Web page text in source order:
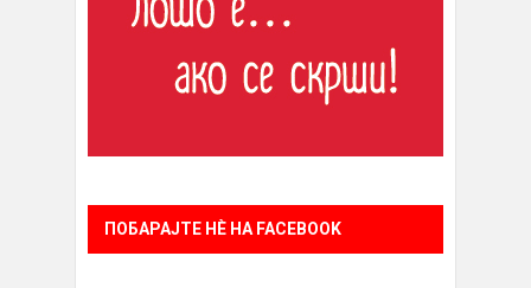
ПОБАРАЈТЕ НÈ НА FACEBOOK